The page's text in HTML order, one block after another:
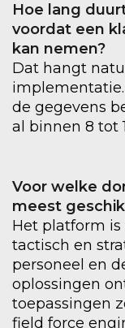
Hoe lang
voordat een
kan nemen?
Dat hangt
de gegevens
al binnen 8 tot
Voor welke
meest
Het platform
tactisch en
personeel en
oplossingen
toepassingen
field force